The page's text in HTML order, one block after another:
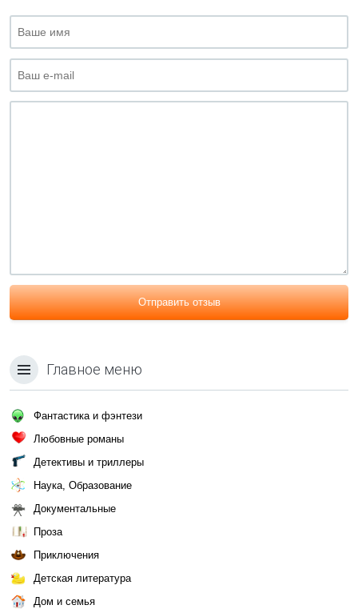
Отправить отзыв
Главное меню
Фантастика и фэнтези
Любовные романы
Детективы и триллеры
Наука, Образование
Документальные
Проза
Приключения
Детская литература
Дом и семья